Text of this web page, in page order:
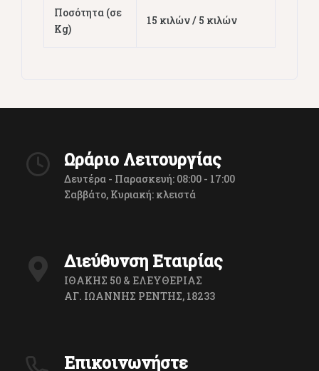
Ποσότητα (σε
Kg)
15 κιλών / 5 κιλών
Ωράριο Λειτουργίας
Δευτέρα - Παρασκευή: 08:00 - 17:00
Σαββάτο, Κυριακή: κλειστά
Διεύθυνση Εταιρίας
ΙΘΑΚΗΣ 50 & ΕΛΕΥΘΕΡΙΑΣ
ΑΓ. ΙΩΑΝΝΗΣ ΡΕΝΤΗΣ, 18233
Επικοινωνήστε